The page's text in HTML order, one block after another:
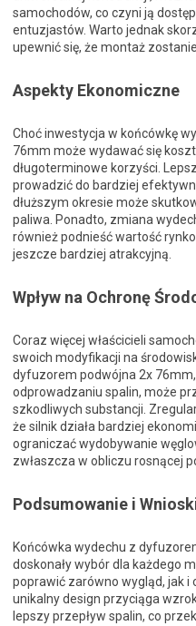
samochodów, co czyni ją
entuzjastów. Warto jednak
upewnić się, że montaż
Aspekty Ekonomiczne
Choć inwestycja w końcówkę
76mm może wydawać się
długoterminowe korzyści.
prowadzić do bardziej
dłuższym okresie może
paliwa. Ponadto, zmiana
również podnieść wartość
jeszcze bardziej atrakcyjną.
Wpływ na Ochronę
Coraz więcej właścicieli
swoich modyfikacji na
dyfuzorem podwójna 2x
odprowadzaniu spalin, może
szkodliwych substancji.
że silnik działa bardziej
ograniczać wydobywanie
zwłaszcza w obliczu rosnącej
Podsumowanie i
Końcówka wydechu z
doskonały wybór dla każdego
poprawić zarówno wygląd, jak i
unikalny design przyciąga
lepszy przepływ spalin, co